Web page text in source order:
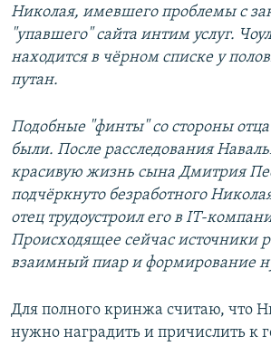
Николая, имевшего проблемы с
"упавшего" сайта интим услуг.
находится в чёрном списке у
путан.
Подобные "финты" со стороны
были. После расследования
красивую жизнь сына Дмитрия
подчёркнуто безработного
отец трудоустроил его в IT-
Происходящее сейчас источники
взаимный пиар и формирование
Для полного кринжа считаю, что
нужно наградить и причислить к